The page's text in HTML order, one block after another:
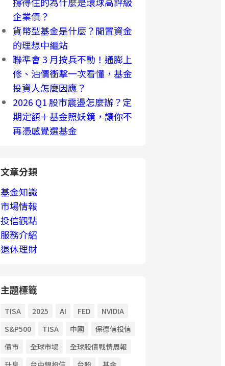
企業債？
貨幣型基金是什麼？閒置資金
的理想中繼站
聯準會 3 月按兵不動！通膨上
修、油價衝擊一次看懂，基金
投資人怎麼因應？
2026 Q1 股市震盪怎麼辦？定
期定額＋基金照妖鏡，讓你不
再憑感覺選基金
文章分類
基金知識
市場情報
投信觀點
服務介紹
退休理財
主題標籤
TISA 2025 AI FED
NVIDIA
S&P500
TISA 中國
保德信投信
債市
全球市場
全球股債戰情周報